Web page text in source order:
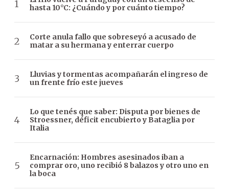
hasta 10°C: ¿Cuándo y por cuánto tiempo?
Corte anula fallo que sobreseyó a acusado de
matar a su hermana y enterrar cuerpo
Lluvias y tormentas acompañarán el ingreso de
un frente frío este jueves
Lo que tenés que saber: Disputa por bienes de
Stroessner, déficit encubierto y Bataglia por
Italia
Encarnación: Hombres asesinados iban a
comprar oro, uno recibió 8 balazos y otro uno en
la boca